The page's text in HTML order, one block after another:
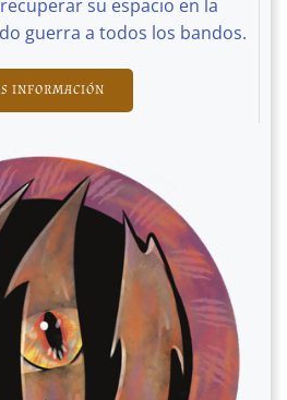
su espacio en la
guerra a todos los bandos.
INFORMACIÓN